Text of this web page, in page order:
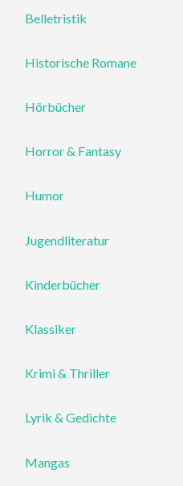
Belletristik
Historische Romane
Hörbücher
Horror & Fantasy
Humor
Jugendliteratur
Kinderbücher
Klassiker
Krimi & Thriller
Lyrik & Gedichte
Mangas